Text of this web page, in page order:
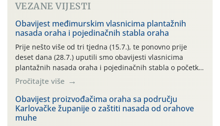
VEZANE VIJESTI
Obavijest međimurskim vlasnicima plantažnih
nasada oraha i pojedinačnih stabla oraha
Prije nešto više od tri tjedna (15.7.), te ponovno prije
deset dana (28.7.) uputili smo obavijesti vlasnicima
plantažnih nasada oraha i pojedinačnih stabla o početku
leta i ovogodišnjoj potrebi usmjerenog suzbijanja
orahove muhe (Rhagoletis completa)! Već dvanaest dana
traje drugi ovogodišnji “toplinski udar”, koji naročito
izražen zadnja šest dana (31.7.-05.8.), jer najviše
temperature zraka svakodnevno […]
Pročitajte više
Obavijest proizvođačima oraha sa području
Karlovačke županije o zaštiti nasada od orahove
muhe